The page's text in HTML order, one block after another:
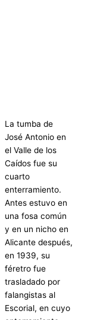
La tumba de
José Antonio en
el Valle de los
Caídos fue su
cuarto
enterramiento.
Antes estuvo en
una fosa común
y en un nicho en
Alicante después,
en 1939, su
féretro fue
trasladado por
falangistas al
Escorial, en cuyo